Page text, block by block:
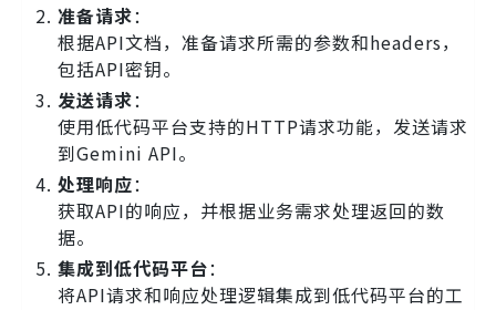
准备请求：
根据API文档，准备请求所需的参数和headers，
包括API密钥。
发送请求：
使用低代码平台支持的HTTP请求功能，发送请求
到Gemini API。
处理响应：
获取API的响应，并根据业务需求处理返回的数
据。
集成到低代码平台：
将API请求和响应处理逻辑集成到低代码平台的工